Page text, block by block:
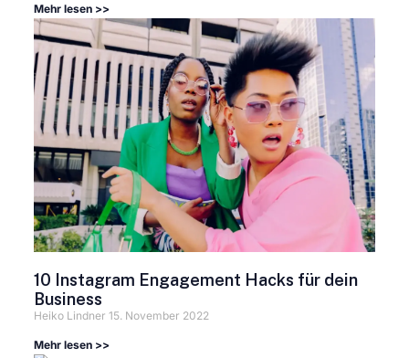
Mehr lesen >>
10 Instagram Engagement Hacks für dein
Business
Heiko Lindner 15. November 2022
Mehr lesen >>